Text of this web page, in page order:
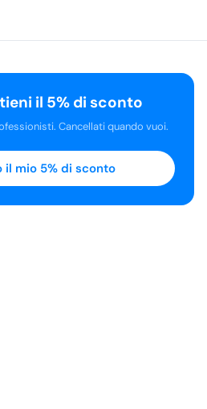
il 5% di sconto
Cancellati quando vuoi.
il mio 5% di sconto